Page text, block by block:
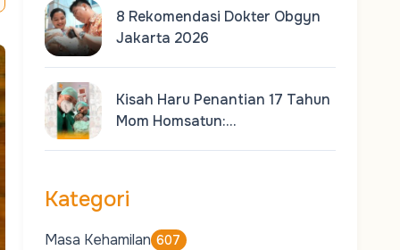
8 Rekomendasi Dokter Obgyn
Jakarta 2026
Kisah Haru Penantian 17 Tahun
Mom Homsatun:…
Kategori
Masa Kehamilan 607